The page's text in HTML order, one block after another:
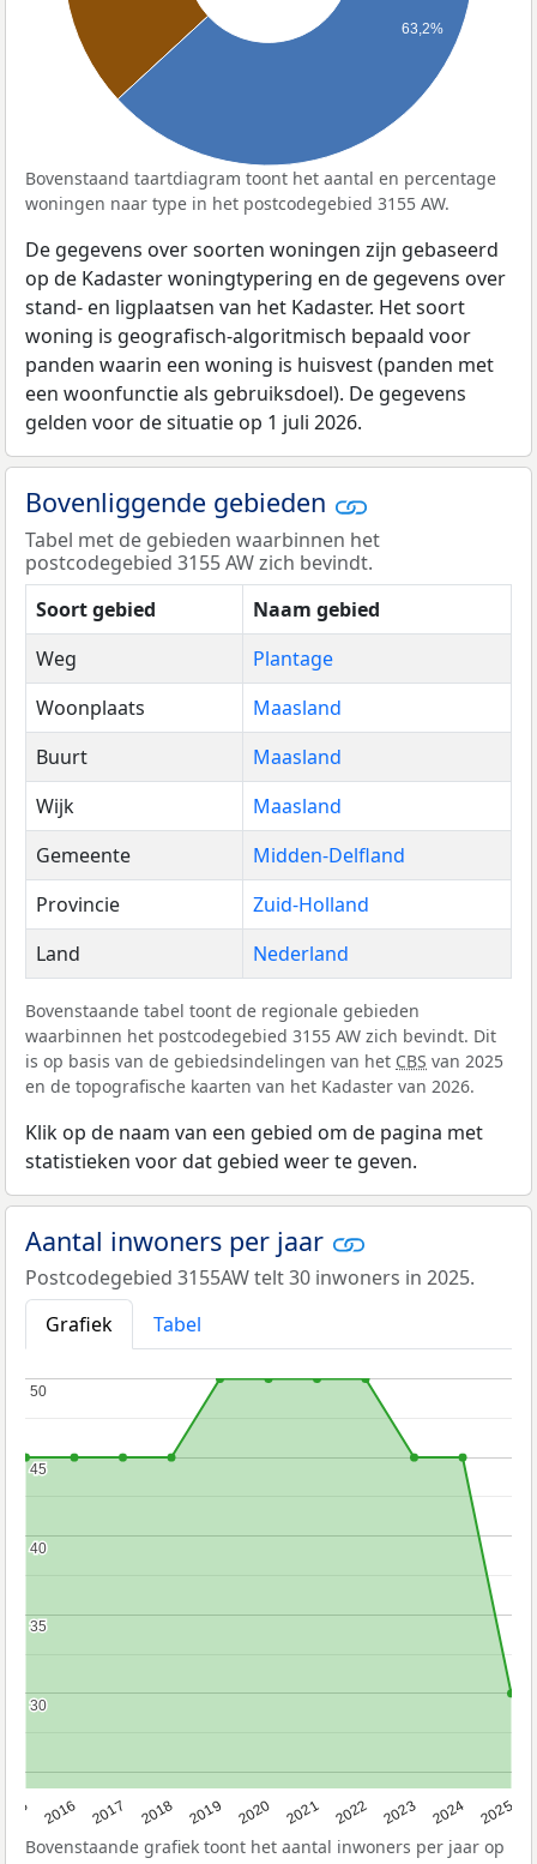
63,2%
Bovenstaand taartdiagram toont het aantal en percentage
woningen naar type in het postcodegebied 3155 AW.
De gegevens over soorten woningen zijn gebaseerd
op de Kadaster woningtypering en de gegevens over
stand- en ligplaatsen van het Kadaster. Het soort
woning is geografisch-algoritmisch bepaald voor
panden waarin een woning is huisvest (panden met
een woonfunctie als gebruiksdoel). De gegevens
gelden voor de situatie op 1 juli 2026.
Bovenliggende gebieden
Tabel met de gebieden waarbinnen het
postcodegebied 3155 AW zich bevindt.
Soort gebied
Naam gebied
Weg
Plantage
Woonplaats
Maasland
Buurt
Maasland
Wijk
Maasland
Gemeente
Midden-Delfland
Provincie
Zuid-Holland
Land
Nederland
Bovenstaande tabel toont de regionale gebieden
waarbinnen het postcodegebied 3155 AW zich bevindt. Dit
is op basis van de gebiedsindelingen van het CBS van 2025
en de topografische kaarten van het Kadaster van 2026.
Klik op de naam van een gebied om de pagina met
statistieken voor dat gebied weer te geven.
Aantal inwoners per jaar
Postcodegebied 3155AW telt 30 inwoners in 2025.
Grafiek
Tabel
2016 2017 2018 2019 2020 2021 2022 2023 2024 2025
30
30
35
35
40
40
45
45
50
50
Bovenstaande grafiek toont het aantal inwoners per jaar op